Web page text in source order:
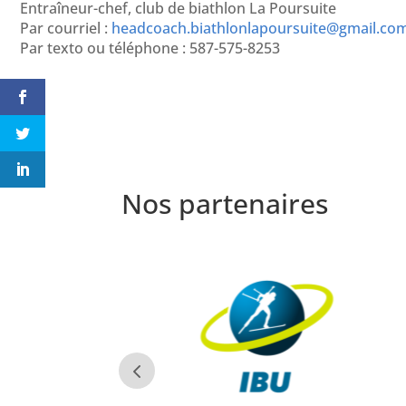
Entraîneur-chef, club de biathlon La Poursuite
Par courriel :
Par texto ou téléphone : 587-575-8253
Nos partenaires